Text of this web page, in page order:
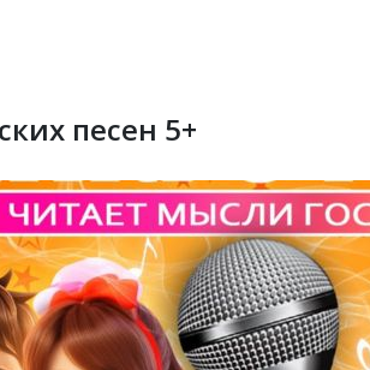
песен 5+